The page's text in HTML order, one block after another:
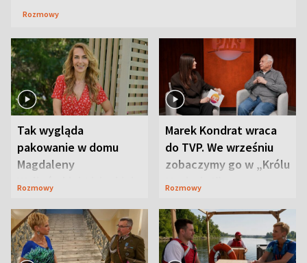
Rozmowy
Tak wygląda
pakowanie w domu
Magdaleny
Waligórskiej-Lisieckiej.
Rozmowy
Marek Kondrat wraca
do TVP. We wrześniu
zobaczymy go w „Królu
Maciusiu I”
Rozmowy